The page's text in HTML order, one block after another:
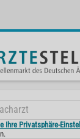
Ihre Privatsphäre-